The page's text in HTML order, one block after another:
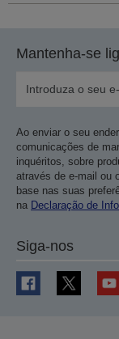
Mantenha-se
Ao enviar o seu
comunicações de
inquéritos, sobre
através de e-mail ou
base nas suas
na Declaração de
Siga-nos